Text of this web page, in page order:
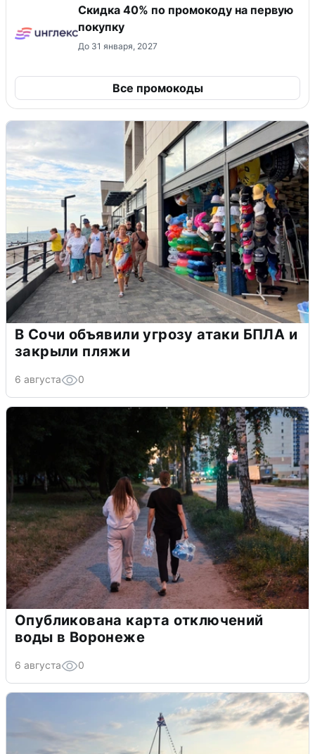
Скидка 40% по промокоду на первую
покупку
До 31 января, 2027
Все промокоды
В Сочи объявили угрозу атаки БПЛА и
закрыли пляжи
6 августа 0
Опубликована карта отключений
воды в Воронеже
6 августа 0